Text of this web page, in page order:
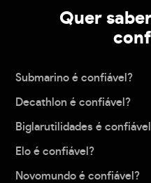
Quer
Submarino é confiável?
Decathlon é confiável?
Biglarutilidades é
Elo é confiável?
Novomundo é confiável?